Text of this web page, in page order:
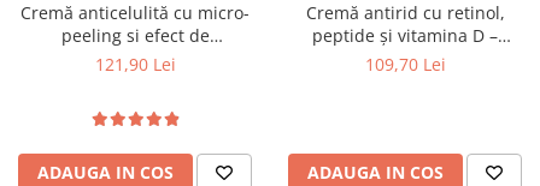
Cremă anticelulită cu micro-
peeling si efect de
mezoterapie
121,90 Lei
ADAUGA IN COS
Cremă antirid cu retinol,
peptide și vitamina D –
Dermovita -D Farma Dorsch
109,70 Lei
ADAUGA IN COS